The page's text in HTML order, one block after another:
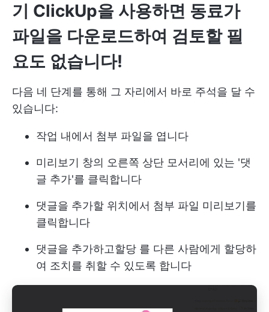
기 ClickUp을 사용하면 동료가
파일을 다운로드하여 검토할 필
요도 없습니다!
다음 네 단계를 통해 그 자리에서 바로 주석을 달 수
있습니다:
작업 내에서 첨부 파일을 엽니다
미리보기 창의 오른쪽 상단 모서리에 있는 '댓
글 추가'를 클릭합니다
댓글을 추가할 위치에서 첨부 파일 미리보기를
클릭합니다
댓글을 추가하고할당 를 다른 사람에게 할당하
여 조치를 취할 수 있도록 합니다